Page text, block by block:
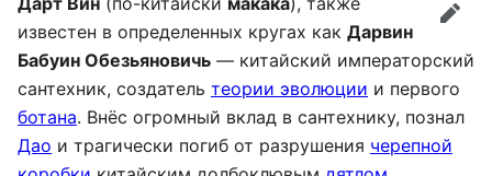
известен в определенных кругах как Дарвин
Бабуин Обезьяновичь — китайский императорский
сантехник, создатель теории эволюции и первого
ботана. Внёс огромный вклад в сантехнику, познал
Дао и трагически погиб от разрушения черепной